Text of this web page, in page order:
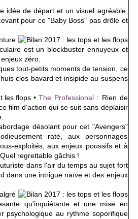
idée de départ et un visuel agréable,
pour ce "Baby Boss" pas drôle et
est un blockbuster ennuyeux et
zéro.
tout-petits moments de tension, ce
clos bavard et insipide au suspens
•The Professional : Rien de
film d'action qui se suit sans déplaisir
désolant pour cet "Avengers"
raté, aux personnages
exploités, aux enjeux poussifs et à
regrettable gâchis !
dans l'air du temps au sujet fort
dans une intrigue naïve et des enjeux
qu'inquiétante et une mise en
psychologique au rythme soporifique